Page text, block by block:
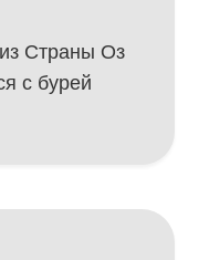
Страны Оз
с бурей